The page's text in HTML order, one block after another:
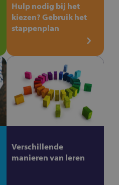
Hulp nodig bij het
kiezen? Gebruik het
stappenplan
Verschillende
manieren van leren